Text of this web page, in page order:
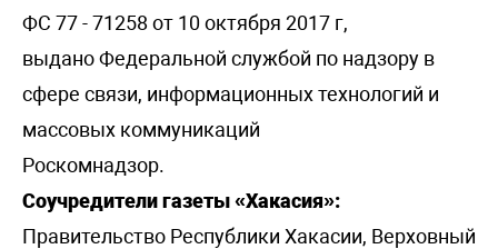
ФС 77 - 71258 от 10 октября 2017 г,
выдано Федеральной службой по надзору в
сфере связи, информационных технологий и
массовых коммуникаций
Роскомнадзор.
Соучредители газеты «Хакасия»:
Правительство Республики Хакасии, Верховный